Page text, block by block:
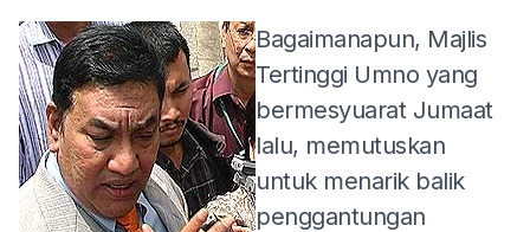
Bagaimanapun, Majlis
Tertinggi Umno yang
bermesyuarat Jumaat
lalu, memutuskan
untuk menarik balik
penggantungan